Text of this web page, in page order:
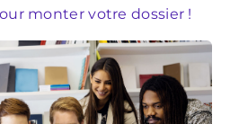
monter votre dossier !